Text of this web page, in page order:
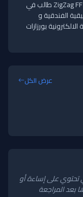
محمد بالنعيم كاتب تقني في فري ZigZag FF طالب في
الفندقية و
بورزازات
عرض الكل
تحتوي على إساءة أو
بعد المراجعة